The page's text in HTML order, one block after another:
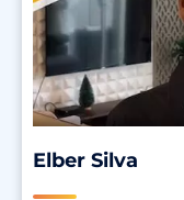
Elber Silva